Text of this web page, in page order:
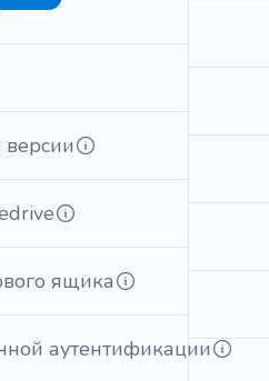
ящика
аутентификации